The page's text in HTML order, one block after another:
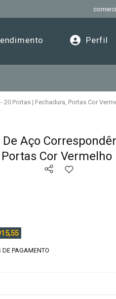
Perfil
Portas | Fechadura, Portas Cor
Aço
Cor Vermelho
DE PAGAMENTO